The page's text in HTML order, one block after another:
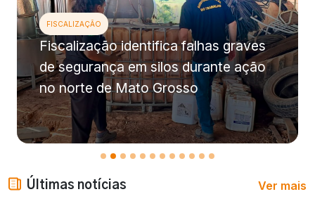
FISCALIZAÇÃO
Fiscalização identifica falhas graves
de segurança em silos durante ação
no norte de Mato Grosso
Últimas notícias Ver mais